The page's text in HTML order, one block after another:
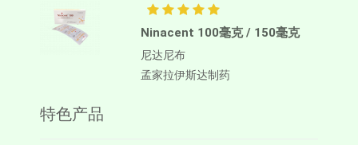
Ninacent 100毫克 / 150毫克
尼达尼布
孟家拉伊斯达制药
特色产品